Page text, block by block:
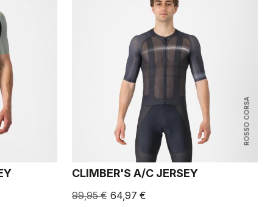
ROSSO CORSA
CLIMBER'S A/C JERSEY
99,95 € 64,97 €